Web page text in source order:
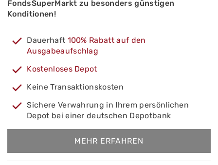
FondsSuperMarkt zu besonders günstigen
Konditionen!
Dauerhaft 100% Rabatt auf den
Ausgabeaufschlag
Kostenloses Depot
Keine Transaktionskosten
Sichere Verwahrung in Ihrem persönlichen
Depot bei einer deutschen Depotbank
MEHR ERFAHREN